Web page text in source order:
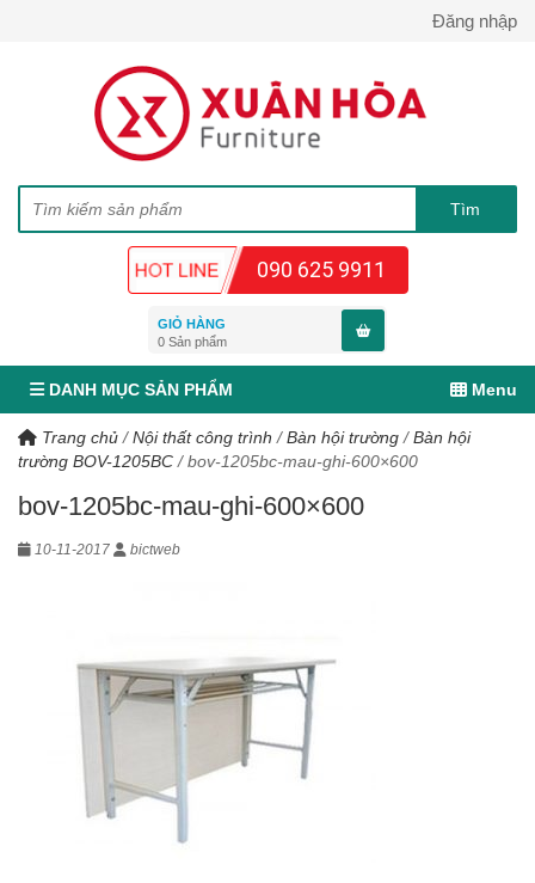
Đăng nhập
090 625 9911
GIỎ HÀNG
0 Sản phẩm
DANH MỤC SẢN PHẨM Menu
Trang chủ /Nội thất công trình /Bàn hội trường /Bàn hội
trường BOV-1205BC /bov-1205bc-mau-ghi-600×600
bov-1205bc-mau-ghi-600×600
10-11-2017 bictweb